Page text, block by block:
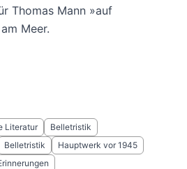
Thomas Mann »auf
Meer.
Literatur
Belletristik
Belletristik
Hauptwerk vor 1945